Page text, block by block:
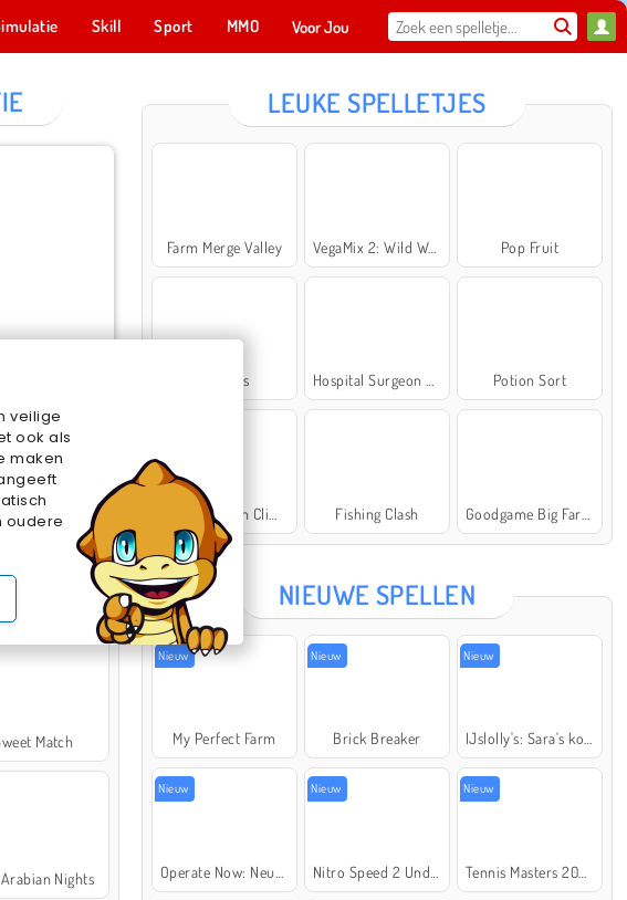
veilige
ook als
maken
oudere
Skill Sport MMO Voor Jou
Cross Stitch Masters
Marble Sort Star Stable
LEUKE SPELLETJES
Farm Merge Valley VegaMix 2: Wild West Pop Fruit
Bubbits Potion Sort
Fishing Clash
Match
Arabian Nights
NIEUWE SPELLEN
Nieuw
My Perfect Farm
Nieuw
Brick Breaker
Nieuw
Nieuw Nieuw Nieuw